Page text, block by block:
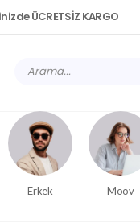
ÜCRETSİZ KARGO
Erkek Moov